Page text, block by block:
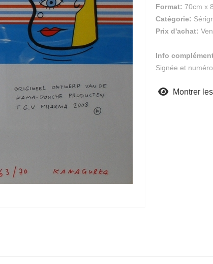
Format: 70cm x
Catégorie:
Prix d'achat:
Info
Signée et
Montrer